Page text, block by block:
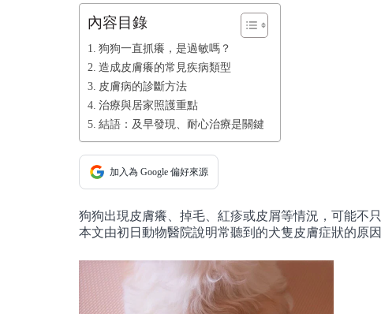
內容目錄
狗狗一直抓癢，是過敏嗎？
造成皮膚癢的常見疾病類型
皮膚病的診斷方法
治療與居家照護重點
結語：及早發現、耐心治療是關鍵
加入為 Google 偏好來源
狗狗出現皮膚癢、掉毛、紅疹或皮屑等情況，可能不只
本文由初日動物醫院說明常聽到的犬隻皮膚症狀的原